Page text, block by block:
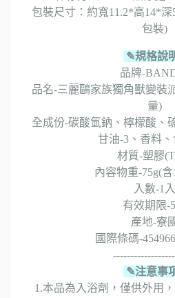
包裝尺寸：約寬11.2*高14*深
包裝)
✎規格說
品牌-
品名-三麗鷗家族獨角獸變裝
量)
全成份-碳酸氫鈉、檸檬酸、
甘油-3、香料、
材質-塑膠
內容物重-75g(
入數-1入
有效期限-
產地-寮
國際條碼-
✎注意事
1.本品為入浴劑，僅供外用